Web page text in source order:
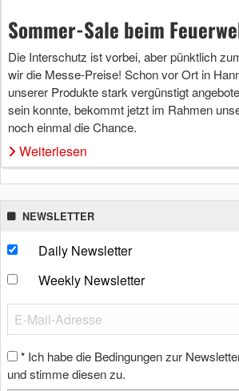
Sommer-Sale beim
Die Interschutz ist vorbei, aber pünktlich
wir die Messe-Preise! Schon vor Ort in
unserer Produkte stark vergünstigt
sein konnte, bekommt jetzt im Rahmen
noch einmal die Chance.
Weiterlesen
NEWSLETTER
Daily Newsletter
Weekly Newsletter
* Ich habe die Bedingungen zur
und stimme diesen zu.